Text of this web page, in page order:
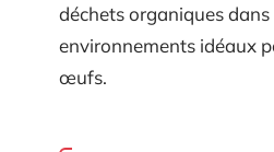
déchets organiques
environnements idéaux
œufs.